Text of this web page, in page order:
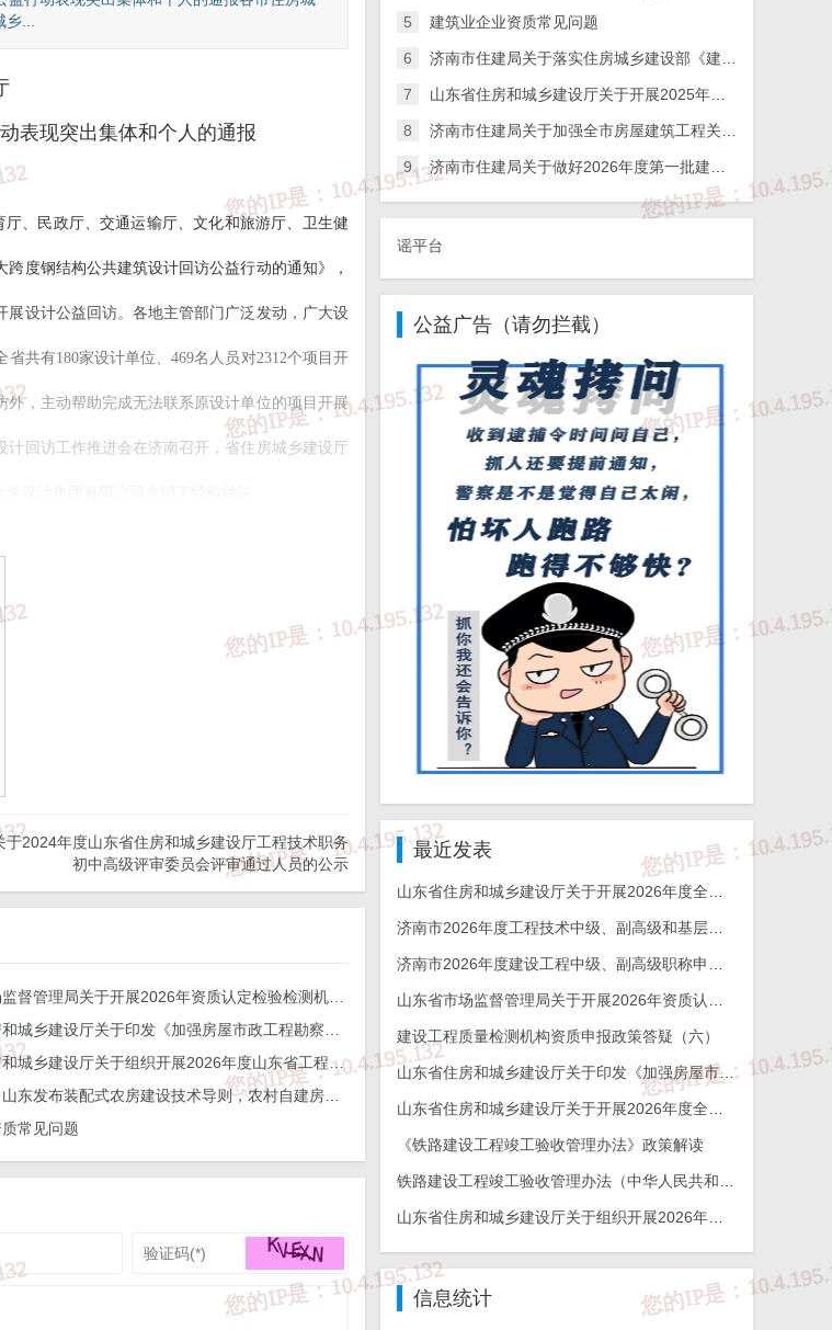
...
表现突出集体和个人的通报
、民政厅、交通运输厅、文化和旅游厅、卫生健
度钢结构公共建筑设计回访公益行动的通知》，
设计公益回访。各地主管部门广泛发动，广大设
共有180家设计单位、469名人员对2312个项目开
，主动帮助完成无法联系原设计单位的项目开展
计回访工作推进会在济南召开，省住房城乡建设厅
益活动，经研究决定，对在大跨建筑设计回访公
团有限公司等16家设计单位和范红刚等21名设计
要深化落实此次设计回访公益行动成果，协助有
计单位和设计人员为榜样，坚持人民至上、生命
！
山东省住房和城乡建设厅
2025年1月8日
者所有，本站仅供大家学习与参考，请勿使用
途或匿名转载，产生的一切后果将由您自己承
所在的网址，并提供相关证明资料，在收到
于2024年度山东省住房和城乡建设厅工程技术职务
初中高级评审委员会评审通过人员的公示
山东省市场监督管理局关于开展2026年资质认定检验检测机构能力验证工作的通知
山东省住房和城乡建设厅关于组织开展2026年度山东省工程建设泰山杯奖申报工作的通知
重磅落地！山东发布装配式农房建设技术导则，农村自建房迎来标准化新时代
常见问题
5 建筑业企业资质常见问题
6 济南市住建局关于落实住房城乡建设部《建筑施工企业、工程项目安全生产管理机构设置及安全生产管理人员配备办法》的通知
7 山东省住房和城乡建设厅关于开展2025年度全省检测机构第二次能力验证工作的通知
8 济南市住建局关于加强全市房屋建筑工程关键岗位人员到岗履职数字化监管的通知
9 济南市住建局关于做好2026年度第一批建筑施工企业安全生产管理人员考试报名工作的通知
⑤、中国互联网联合辟谣平台
公益广告（请勿拦截）
最近发表
济南市2026年度工程技术中级、副高级和基层工程技术高级职称申报评审的通知
建设工程质量检测机构资质申报政策答疑（六）
山东省住房和城乡建设厅关于印发《加强房屋市政工程勘察全链条管理实施方案》的通知
《铁路建设工程竣工验收管理办法》政策解读
山东省住房和城乡建设厅关于组织开展2026年度山东省工程建设泰山杯奖申报工作的通知
信息统计